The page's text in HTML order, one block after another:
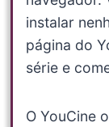
instalar
página do
série e
O YouCine